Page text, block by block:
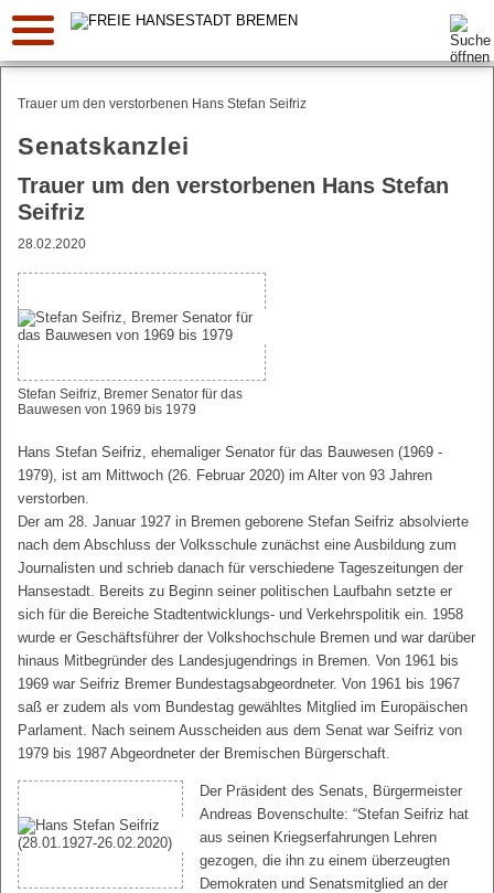
Suche:
Trauer um den verstorbenen Hans Stefan Seifriz
Senatskanzlei
Trauer um den verstorbenen Hans Stefan
Seifriz
28.02.2020
Stefan Seifriz, Bremer Senator für das
Bauwesen von 1969 bis 1979
Hans Stefan Seifriz, ehemaliger Senator für das Bauwesen (1969 -
1979), ist am Mittwoch (26. Februar 2020) im Alter von 93 Jahren
verstorben.
Der am 28. Januar 1927 in Bremen geborene Stefan Seifriz absolvierte
nach dem Abschluss der Volksschule zunächst eine Ausbildung zum
Journalisten und schrieb danach für verschiedene Tageszeitungen der
Hansestadt. Bereits zu Beginn seiner politischen Laufbahn setzte er
sich für die Bereiche Stadtentwicklungs- und Verkehrspolitik ein. 1958
wurde er Geschäftsführer der Volkshochschule Bremen und war darüber
hinaus Mitbegründer des Landesjugendrings in Bremen. Von 1961 bis
1969 war Seifriz Bremer Bundestagsabgeordneter. Von 1961 bis 1967
saß er zudem als vom Bundestag gewähltes Mitglied im Europäischen
Parlament. Nach seinem Ausscheiden aus dem Senat war Seifriz von
1979 bis 1987 Abgeordneter der Bremischen Bürgerschaft.
Der Präsident des Senats, Bürgermeister
Andreas Bovenschulte: “Stefan Seifriz hat
aus seinen Kriegserfahrungen Lehren
gezogen, die ihn zu einem überzeugten
Demokraten und Senatsmitglied an der